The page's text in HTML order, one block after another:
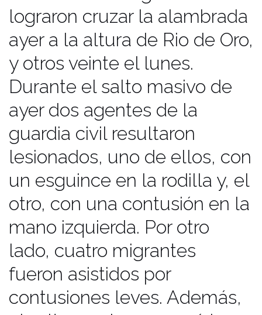
con menos dificultades de la valla”, y
es que en esta zona de la alambrada
no cuenta con la doble valla que
separa a la ciudad con Marruecos.
Subdelegación de Gobierno calificó
este segundo asalto masivo como de
“invasión en toda regla”, y aseguró
que los migrantes se han enfrentado
con actitud prepotente y agresiva a
las fuerzas de seguridad. Ante el alto
número de subsaharianos los
agentes activaron un dispositivo de
seguridad que se percibió en las
calles melillenses al multiplicarse su
presencia, además el helicóptero de
la Policía Nacional peinó durante
lograron cruzar la alambrada
ayer a la altura de Rio de Oro,
y otros veinte el lunes.
Durante el salto masivo de
ayer dos agentes de la
guardia civil resultaron
lesionados, uno de ellos, con
un esguince en la rodilla y, el
otro, con una contusión en la
mano izquierda. Por otro
lado, cuatro migrantes
fueron asistidos por
contusiones leves. Además,